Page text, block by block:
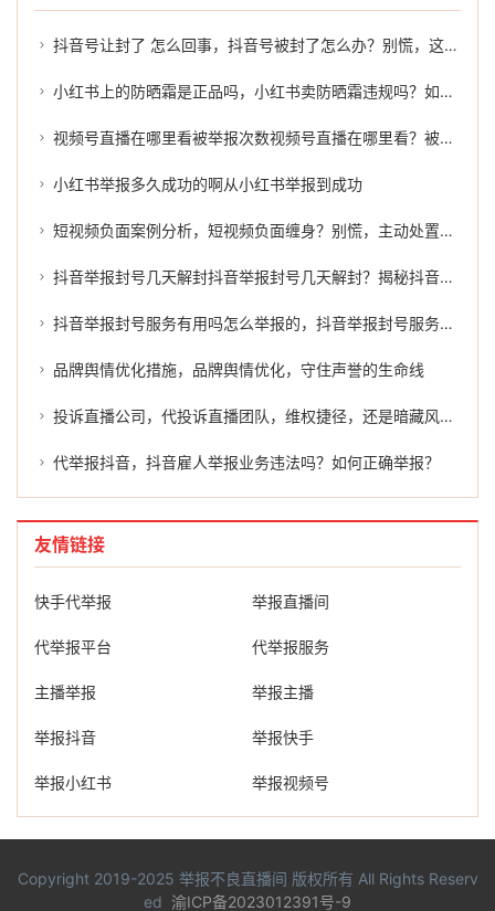
抖音号让封了 怎么回事，抖音号被封了怎么办？别慌，这几招或许能帮到你
小红书上的防晒霜是正品吗，小红书卖防晒霜违规吗？如何有效举报？
视频号直播在哪里看被举报次数视频号直播在哪里看？被举报次数的真相
小红书举报多久成功的啊从小红书举报到成功
短视频负面案例分析，短视频负面缠身？别慌，主动处置才是正解
抖音举报封号几天解封抖音举报封号几天解封？揭秘抖音平台的处罚机制及处理过程。
抖音举报封号服务有用吗怎么举报的，抖音举报封号服务有用吗？怎么举报才能有效维权？
品牌舆情优化措施，品牌舆情优化，守住声誉的生命线
投诉直播公司，代投诉直播团队，维权捷径，还是暗藏风险？
代举报抖音，抖音雇人举报业务违法吗？如何正确举报？
友情链接
快手代举报 举报直播间
代举报平台 代举报服务
主播举报 举报主播
举报抖音 举报快手
举报小红书 举报视频号
Copyright 2019-2025 举报不良直播间 版权所有 All Rights Reserv
ed 渝ICP备2023012391号-9